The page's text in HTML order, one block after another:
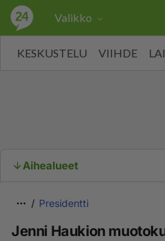
Valikko
KESKUSTELU VIIHDE
Aihealueet
Presidentti
Jenni Haukion